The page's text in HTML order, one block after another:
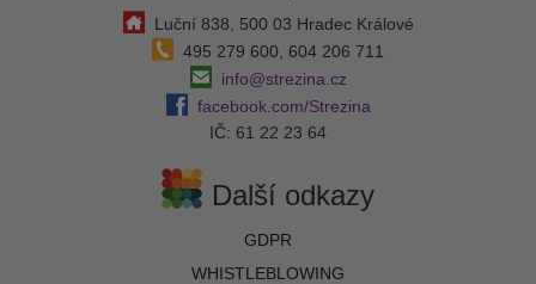
Luční 838, 500 03 Hradec Králové
495 279 600, 604 206 711
info@strezina.cz
facebook.com/Strezina
IČ: 61 22 23 64
Další odkazy
GDPR
WHISTLEBLOWING